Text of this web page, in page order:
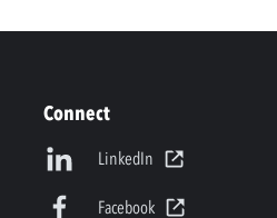
Connect
LinkedIn
Facebook